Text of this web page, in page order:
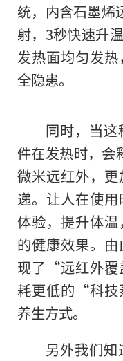
统，内含石墨烯
射，3秒快速升
发热面均匀发
全隐患。
同时，当
件在发热时，
微米远红外，
递。让人在使
体验，提升体
的健康效果。
现了“远红外覆
耗更低的“科技
养生方式。
另外我们知